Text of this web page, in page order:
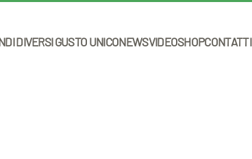
DIVERSI GUSTO UNICONEWSVIDEOSHOPCONTATTI